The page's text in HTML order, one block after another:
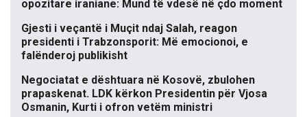
opozitare iraniane: Mund të vdesë në çdo moment
Gjesti i veçantë i Muçit ndaj Salah, reagon
presidenti i Trabzonsporit: Më emocionoi, e
falënderoj publikisht
Negociatat e dështuara në Kosovë, zbulohen
prapaskenat. LDK kërkon Presidentin për Vjosa
Osmanin, Kurti i ofron vetëm ministri